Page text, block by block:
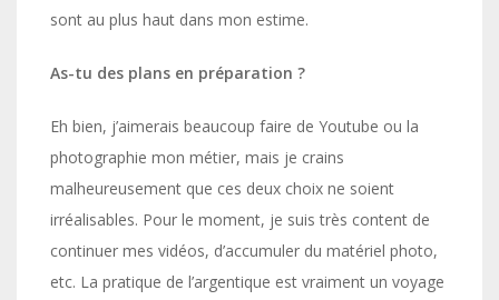
sont au plus haut dans mon estime.
As-tu des plans en préparation ?
Eh bien, j’aimerais beaucoup faire de Youtube ou la
photographie mon métier, mais je crains
malheureusement que ces deux choix ne soient
irréalisables. Pour le moment, je suis très content de
continuer mes vidéos, d’accumuler du matériel photo,
etc. La pratique de l’argentique est vraiment un voyage